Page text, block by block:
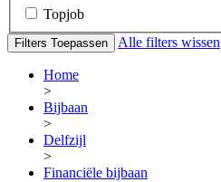
Topjob
Filters Toepassen Alle filters wissen
Home
>
Bijbaan
>
Delfzijl
>
Financiële bijbaan